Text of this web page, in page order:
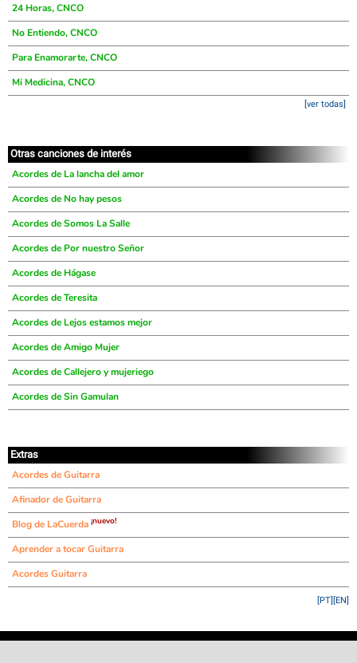
24 Horas, CNCO
No Entiendo, CNCO
Para Enamorarte, CNCO
Mi Medicina, CNCO
[ver todas]
Otras canciones de interés
Acordes de La lancha del amor
Acordes de No hay pesos
Acordes de Somos La Salle
Acordes de Por nuestro Señor
Acordes de Hágase
Acordes de Teresita
Acordes de Lejos estamos mejor
Acordes de Amigo Mujer
Acordes de Callejero y mujeriego
Acordes de Sin Gamulan
Extras
Acordes de Guitarra
Afinador de Guitarra
Blog de LaCuerda ¡nuevo!
Aprender a tocar Guitarra
Acordes Guitarra
[EN]
[PT]